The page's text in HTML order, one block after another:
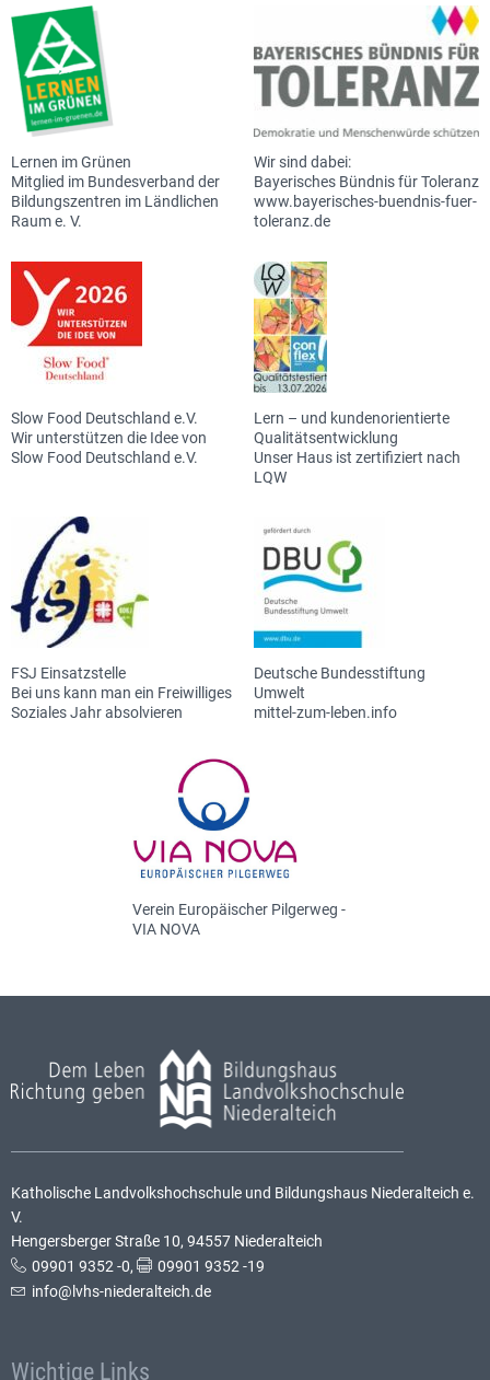
Lernen im Grünen
Mitglied im Bundesverband der
Bildungszentren im Ländlichen
Raum e. V.
Wir sind dabei:
Bayerisches Bündnis für Toleranz
www.bayerisches-buendnis-fuer-
toleranz.de
Slow Food Deutschland e.V.
Wir unterstützen die Idee von
Slow Food Deutschland e.V.
Lern – und kundenorientierte
Qualitätsentwicklung
Unser Haus ist zertifiziert nach
LQW
FSJ Einsatzstelle
Bei uns kann man ein Freiwilliges
Soziales Jahr absolvieren
Deutsche Bundesstiftung
Umwelt
mittel-zum-leben.info
Verein Europäischer Pilgerweg -
VIA NOVA
Katholische Landvolkshochschule und Bildungshaus Niederalteich e.
V.
Hengersberger Straße 10, 94557 Niederalteich
09901 9352 -0,
09901 9352 -19
info@lvhs-niederalteich.de
Wichtige Links